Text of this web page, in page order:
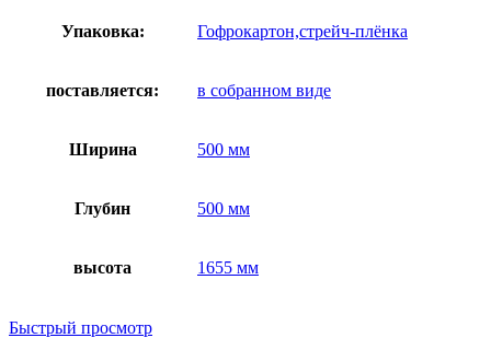
Упаковка: Гофрокартон,стрейч-плёнка
поставляется: в собранном виде
Ширина 500 мм
Глубин 500 мм
высота 1655 мм
Быстрый просмотр